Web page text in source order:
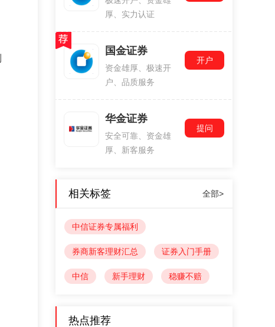
厚、实力认证
国金证券
资金雄厚、极速开
户、品质服务
开户
华金证券
安全可靠、资金雄
厚、新客服务
提问
相关标签 全部>
中信证券专属福利
券商新客理财汇总 证券入门手册
中信 新手理财 稳赚不赔
热点推荐